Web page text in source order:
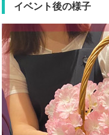
イベント後の様子